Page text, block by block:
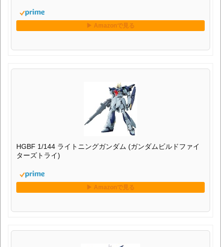
HGBF 1/144 ライトニングガンダム (ガンダムビルドファイ
ターズトライ)